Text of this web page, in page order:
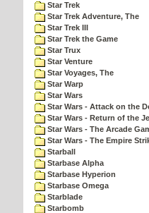
Star Trek
Star Trek Adventure, The
Star Trek III
Star Trek the Game
Star Trux
Star Venture
Star Voyages, The
Star Warp
Star Wars
Star Wars - Attack on the
Star Wars - Return of the
Star Wars - The Arcade
Star Wars - The Empire
Starball
Starbase Alpha
Starbase Hyperion
Starbase Omega
Starblade
Starbomb